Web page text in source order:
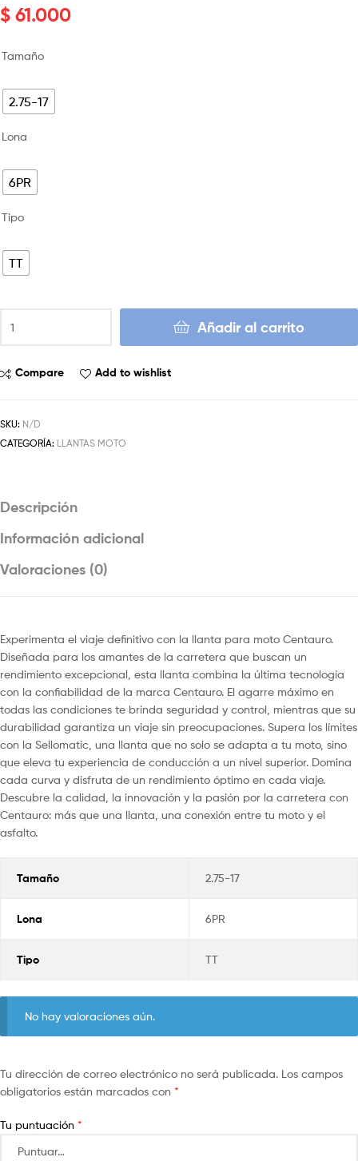
$ 61.000
Tamaño
2.75-17
Lona
6PR
Tipo
TT
Añadir al carrito
Compare Add to wishlist
SKU: N/D
CATEGORÍA: LLANTAS MOTO
Descripción
Información adicional
Valoraciones (0)
Experimenta el viaje definitivo con la llanta para moto Centauro.
Diseñada para los amantes de la carretera que buscan un
rendimiento excepcional, esta llanta combina la última tecnología
con la confiabilidad de la marca Centauro. El agarre máximo en
todas las condiciones te brinda seguridad y control, mientras que su
durabilidad garantiza un viaje sin preocupaciones. Supera los límites
con la Sellomatic, una llanta que no solo se adapta a tu moto, sino
que eleva tu experiencia de conducción a un nivel superior. Domina
cada curva y disfruta de un rendimiento óptimo en cada viaje.
Descubre la calidad, la innovación y la pasión por la carretera con
Centauro: más que una llanta, una conexión entre tu moto y el
asfalto.
Tamaño 2.75-17
Lona 6PR
Tipo TT
No hay valoraciones aún.
Tu dirección de correo electrónico no será publicada. Los campos
obligatorios están marcados con *
Tu puntuación *